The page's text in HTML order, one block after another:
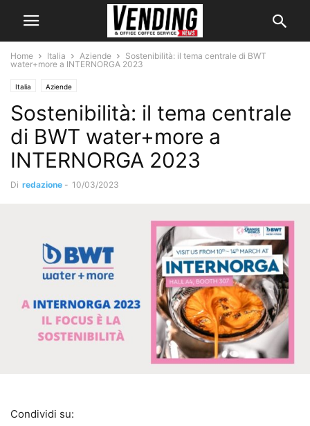
Home Italia Aziende
Sostenibilità: il tema centrale di BWT
water+more a INTERNORGA 2023
Italia Aziende
Sostenibilità: il tema centrale
di BWT water+more a
INTERNORGA 2023
Di redazione - 10/03/2023
Condividi su: